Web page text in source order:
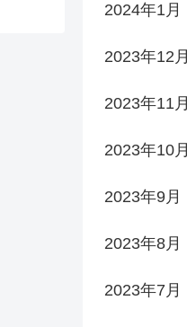
2024年1月
2023年12月
2023年11月
2023年10月
2023年9月
2023年8月
2023年7月